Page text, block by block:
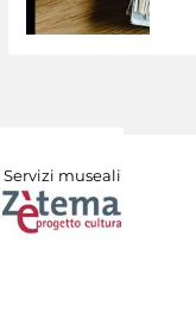
Servizi museali